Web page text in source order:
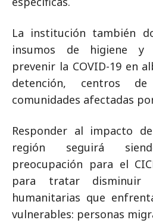
La institución también
insumos de higiene y
prevenir la COVID-19 en
detención, centros
comunidades afectadas
Responder al impacto
región seguirá
preocupación para el
para tratar disminuir
humanitarias que
vulnerables: personas